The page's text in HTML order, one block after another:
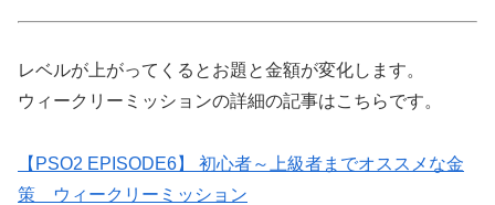
レベルが上がってくるとお題と金額が変化します。
ウィークリーミッションの詳細の記事はこちらです。
【PSO2 EPISODE6】 初心者～上級者までオススメな金
策 ウィークリーミッション